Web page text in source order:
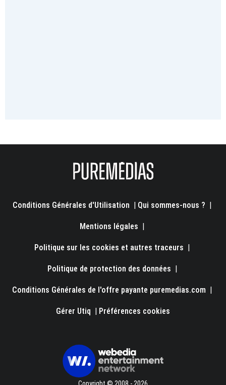
Conditions Générales d'Utilisation | Qui sommes-nous ? |
Mentions légales |
Politique sur les cookies et autres traceurs |
Politique de protection des données |
Conditions Générales de l'offre payante puremedias.com |
Gérer Utiq | Préférences cookies
Copyright © 2008 - 2026